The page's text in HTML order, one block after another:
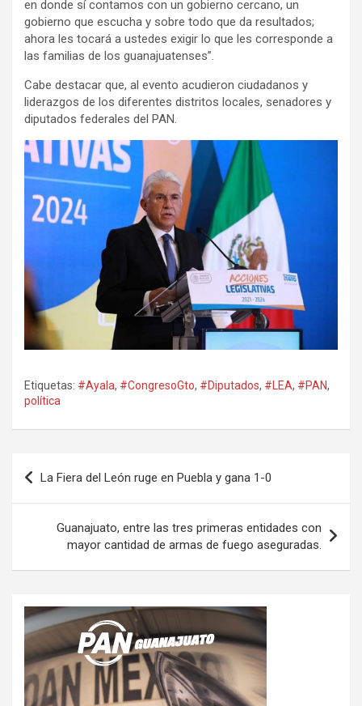
en donde sí contamos con un gobierno cercano, un
gobierno que escucha y sobre todo que da resultados;
ahora les tocará a ustedes exigir lo que les corresponde a
las familias de los guanajuatenses”.
Cabe destacar que, al evento acudieron ciudadanos y
liderazgos de los diferentes distritos locales, senadores y
diputados federales del PAN.
Etiquetas: #Ayala, #CongresoGto, #Diputados, #LEA, #PAN,
política
Navegación
de
entradas
La Fiera del León ruge en Puebla y gana 1-0
Guanajuato, entre las tres primeras entidades con
mayor cantidad de armas de fuego aseguradas.